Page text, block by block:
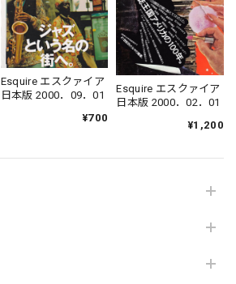
Esquire エスクァイア
日本版 2000．09．01
¥700
Esquire エスクァイア
日本版 2000．02．01
¥1,200